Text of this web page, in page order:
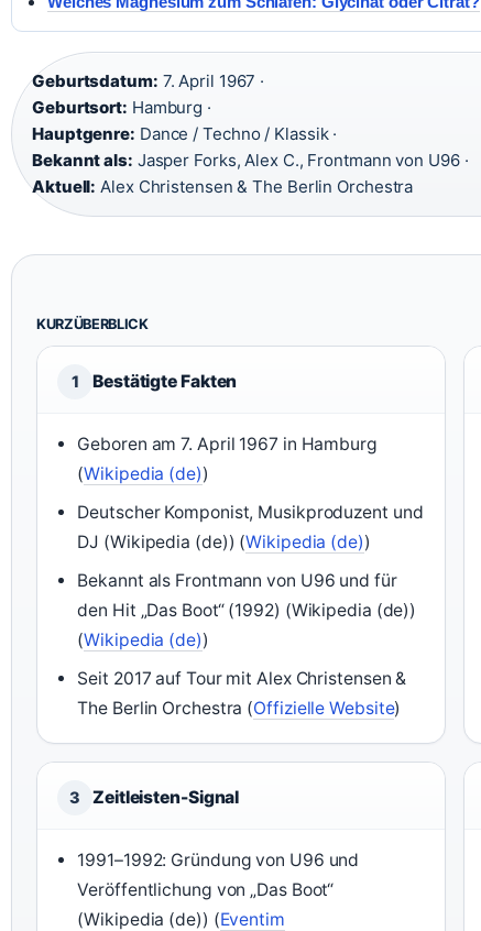
Geburtsdatum: 7. April 1967 ·
Geburtsort: Hamburg ·
Hauptgenre: Dance / Techno / Klassik ·
Bekannt als: Jasper Forks, Alex C., Frontmann von U96 ·
Aktuell: Alex Christensen & The Berlin Orchestra
KURZÜBERBLICK
1 Bestätigte Fakten
Geboren am 7. April 1967 in Hamburg
(Wikipedia (de))
Deutscher Komponist, Musikproduzent und
DJ (Wikipedia (de)) (Wikipedia (de))
Bekannt als Frontmann von U96 und für
den Hit „Das Boot“ (1992) (Wikipedia (de))
(Wikipedia (de))
Seit 2017 auf Tour mit Alex Christensen &
The Berlin Orchestra (Offizielle Website)
3 Zeitleisten-Signal
1991–1992: Gründung von U96 und
Veröffentlichung von „Das Boot“
(Wikipedia (de)) (Eventim